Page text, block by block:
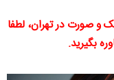
و صورت در تهران، لطفا
بگیرید.